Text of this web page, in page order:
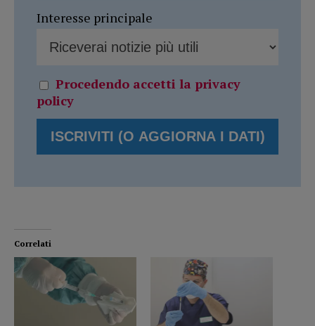
Interesse principale
Procedendo accetti la privacy
policy
Correlati